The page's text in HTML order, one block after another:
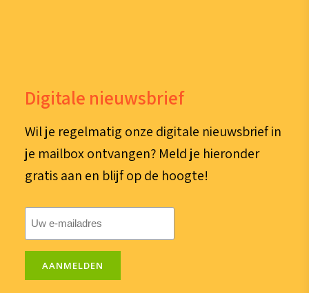
Digitale nieuwsbrief
Wil je regelmatig onze digitale nieuwsbrief in
je mailbox ontvangen? Meld je hieronder
gratis aan en blijf op de hoogte!
mailadres
AANMELDEN